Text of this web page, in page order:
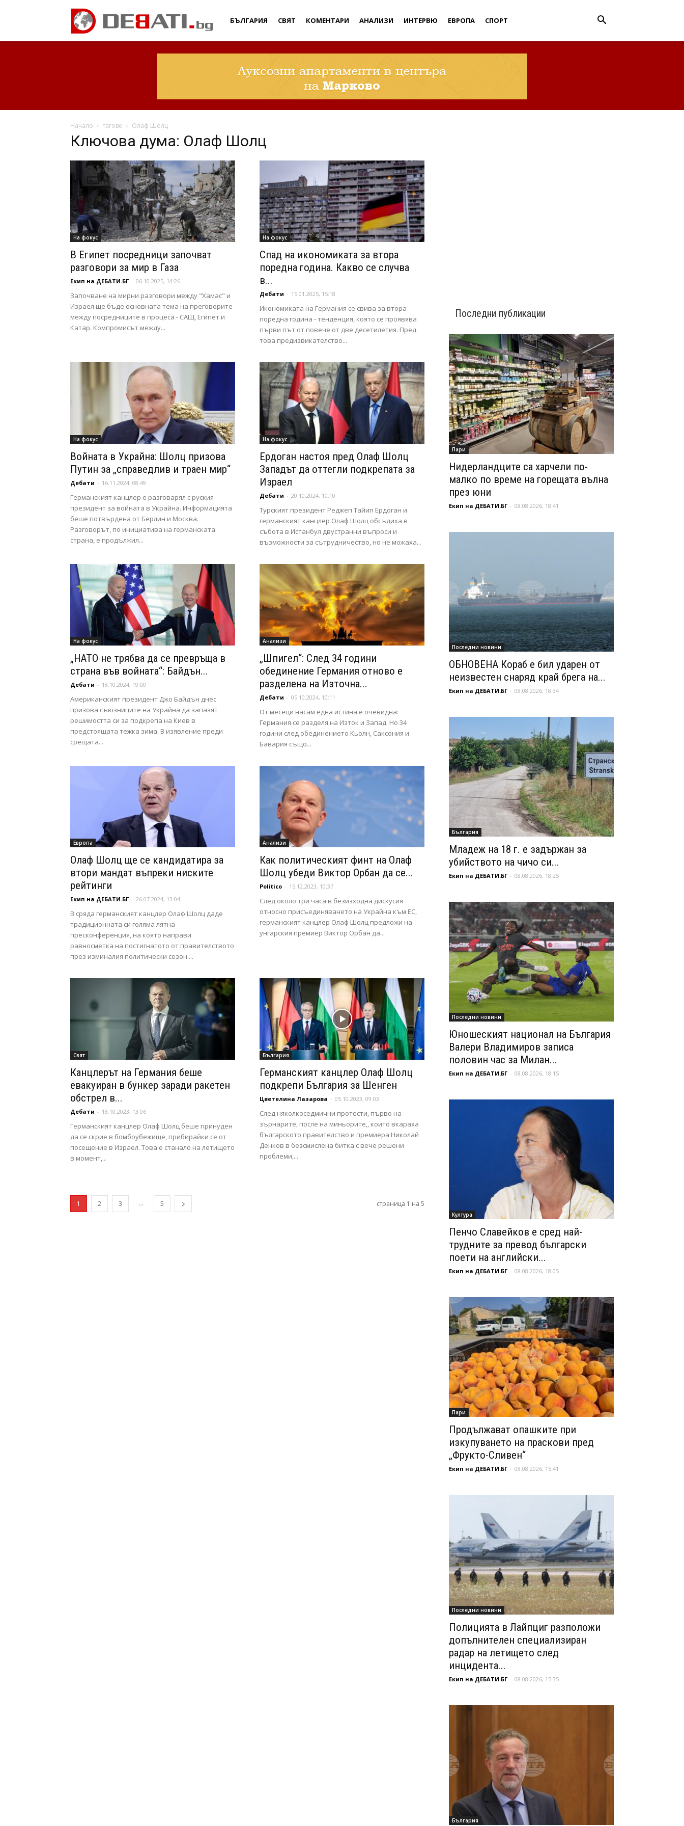
Дебати
БЪЛГАРИЯ СВЯТ КОМЕНТАРИ АНАЛИЗИ ИНТЕРВЮ ЕВРОПА СПОРТ
Начало тагове Олаф Шолц
Ключова дума: Олаф Шолц
На фокус
В Египет посредници започват
разговори за мир в Газа
Екип на ДЕБАТИ.БГ - 06.10.2025, 14:26
Започване на мирни разговори между "Хамас" и
Израел ще бъде основната тема на преговорите
между посредниците в процеса - САЩ, Египет и
Катар. Компромисът между...
На фокус
Спад на икономиката за втора
поредна година. Какво се случва
в...
Дебати - 15.01.2025, 15:18
Икономиката на Германия се свива за втора
поредна година - тенденция, която се проявява
първи път от повече от две десетилетия. Пред
това предизвикателство...
На фокус
Войната в Украйна: Шолц призова
Путин за „справедлив и траен мир“
Дебати - 16.11.2024, 08:49
Германският канцлер е разговарял с руския
президент за войната в Украйна. Информацията
беше потвърдена от Берлин и Москва.
Разговорът, по инициатива на германската
страна, е продължил...
На фокус
Ердоган настоя пред Олаф Шолц
Западът да оттегли подкрепата за
Израел
Дебати - 20.10.2024, 10:10
Турският президент Реджеп Тайип Ердоган и
германският канцлер Олаф Шолц обсъдиха в
събота в Истанбул двустранни въпроси и
възможности за сътрудничество, но не можаха...
На фокус
„НАТО не трябва да се превръща в
страна във войната“: Байдън...
Дебати - 18.10.2024, 19:00
Американският президент Джо Байдън днес
призова съюзниците на Украйна да запазят
решимостта си за подкрепа на Киев в
предстоящата тежка зима. В изявление преди
срещата...
Анализи
„Шпигел“: След 34 години
обединение Германия отново е
разделена на Източна...
Дебати - 05.10.2024, 10:11
От месеци насам една истина е очевидна:
Германия се разделя на Изток и Запад. Но 34
години след обединението Кьолн, Саксония и
Бавария също...
Европа
Олаф Шолц ще се кандидатира за
втори мандат въпреки ниските
рейтинги
Екип на ДЕБАТИ.БГ - 26.07.2024, 13:04
В сряда германският канцлер Олаф Шолц даде
традиционната си голяма лятна
пресконференция, на която направи
равносметка на постигнатото от правителството
през изминалия политически сезон....
Анализи
Как политическият финт на Олаф
Шолц убеди Виктор Орбан да се...
Politico - 15.12.2023, 10:37
След около три часа в безизходна дискусия
относно присъединяването на Украйна към ЕС,
германският канцлер Олаф Шолц предложи на
унгарския премиер Виктор Орбан да...
Свят
Канцлерът на Германия беше
евакуиран в бункер заради ракетен
обстрел в...
Дебати - 18.10.2023, 13:06
Германският канцлер Олаф Шолц беше принуден
да се скрие в бомбоубежище, прибирайки се от
посещение в Израел. Това е станало на летището
в момент,...
България
Германският канцлер Олаф Шолц
подкрепи България за Шенген
Цветелина Лазарова - 05.10.2023, 09:03
След няколкоседмични протести, първо на
зърнарите, после на миньорите,, които вкараха
българското правителство и премиера Николай
Денков в безсмислена битка с вече решени
проблеми,...
1 2 3 ... 5 страница 1 на 5
Последни публикации
Пари
Нидерландците са харчели по-
малко по време на горещата вълна
през юни
Екип на ДЕБАТИ.БГ - 08.08.2026, 18:41
Последни новини
ОБНОВЕНА Кораб е бил ударен от
неизвестен снаряд край брега на...
Екип на ДЕБАТИ.БГ - 08.08.2026, 18:34
България
Младеж на 18 г. е задържан за
убийството на чичо си...
Екип на ДЕБАТИ.БГ - 08.08.2026, 18:25
Последни новини
Юношеският национал на България
Валери Владимиров записа
половин час за Милан...
Екип на ДЕБАТИ.БГ - 08.08.2026, 18:15
Култура
Пенчо Славейков е сред най-
трудните за превод български
поети на английски...
Екип на ДЕБАТИ.БГ - 08.08.2026, 18:05
Пари
Продължават опашките при
изкупуването на праскови пред
„Фрукто-Сливен“
Екип на ДЕБАТИ.БГ - 08.08.2026, 15:41
Последни новини
Полицията в Лайпциг разположи
допълнителен специализиран
радар на летището след
инцидента...
Екип на ДЕБАТИ.БГ - 08.08.2026, 15:35
България